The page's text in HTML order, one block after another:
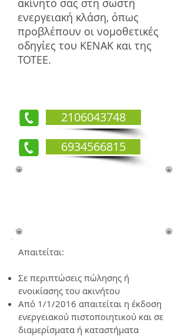
ακίνητό σας στη σωστή
ενεργειακή κλάση, όπως
προβλέπουν οι νομοθετικές
οδηγίες του ΚΕΝΑΚ και της
ΤΟΤΕΕ.
2106043748
6934566815
Πότε απαιτείται η έκδοση
Ντράφι
Απαιτείται:
Σε περιπτώσεις πώλησης ή
ενοικίασης του ακινήτου
Από 1/1/2016 απαιτείται η έκδοση
ενεργειακού πιστοποιητικού και σε
διαμερίσματα ή καταστήματα